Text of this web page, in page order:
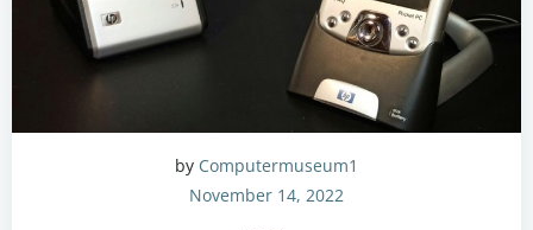
by Computermuseum1
November 14, 2022